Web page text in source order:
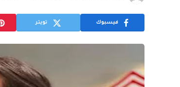
فيسبوك تويتر